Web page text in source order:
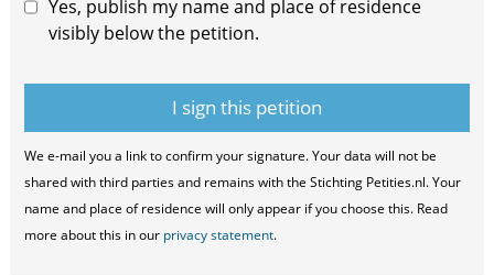
Yes, publish my name and place of residence
visibly below the petition.
We e-mail you a link to confirm your signature. Your data will not be
shared with third parties and remains with the Stichting Petities.nl. Your
name and place of residence will only appear if you choose this. Read
more about this in our privacy statement.